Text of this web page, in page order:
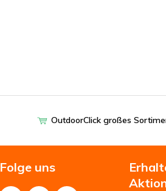
OutdoorClick großes
Folge uns